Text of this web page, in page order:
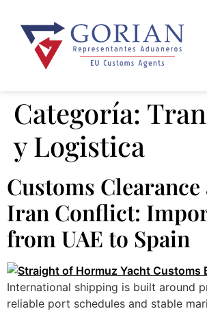
Categoría:
y Logistica
Customs Clearance
Iran Conflict:
from UAE to Spain
International shipping is built around
reliable port schedules and stable